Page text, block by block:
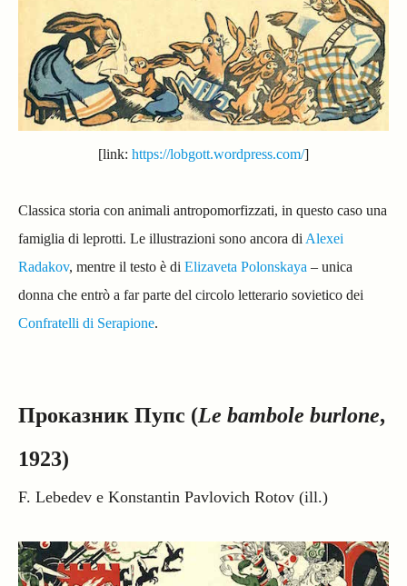
[link: https://lobgott.wordpress.com/]
Classica storia con animali antropomorfizzati, in questo caso una
famiglia di leprotti. Le illustrazioni sono ancora di Alexei
Radakov, mentre il testo è di Elizaveta Polonskaya – unica
donna che entrò a far parte del circolo letterario sovietico dei
Confratelli di Serapione.
Проказник Пупс (Le bambole burlone,
1923)
F. Lebedev e Konstantin Pavlovich Rotov (ill.)